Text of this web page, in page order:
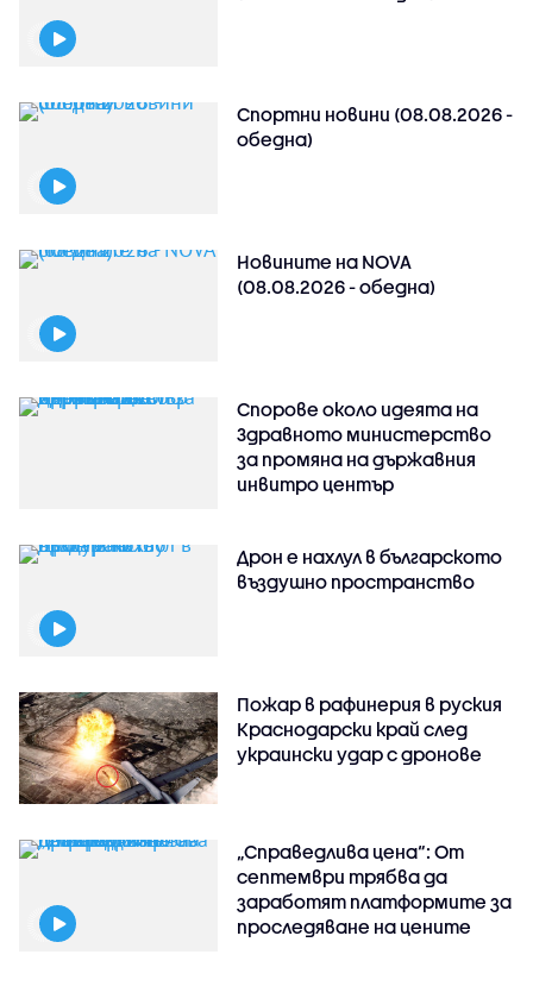
Спортни новини (08.08.2026 -
обедна)
Новините на NOVA
(08.08.2026 - обедна)
Спорове около идеята на
Здравното министерство
за промяна на държавния
инвитро център
Дрон е нахлул в българското
въздушно пространство
Пожар в рафинерия в руския
Краснодарски край след
украински удар с дронове
„Справедлива цена“: От
септември трябва да
заработят платформите за
проследяване на цените